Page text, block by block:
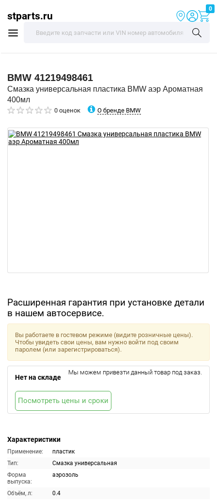
stparts.ru
0
BMW 41219498461
Смазка универсальная пластика BMW аэр Ароматная
400мл
0 оценок О бренде BMW
Расширенная гарантия при установке детали
в нашем автосервисе.
Характеристики
Применение:
пластик
Тип:
Смазка универсальная
Форма
выпуска:
аэрозоль
Объём, л:
0.4
Вы работаете в гостевом режиме (видите розничные цены).
Чтобы увидеть свои цены, вам нужно войти под своим
паролем (или зарегистрироваться).
Нет на складе
Мы можем привезти данный товар под заказ.
Посмотреть цены и сроки